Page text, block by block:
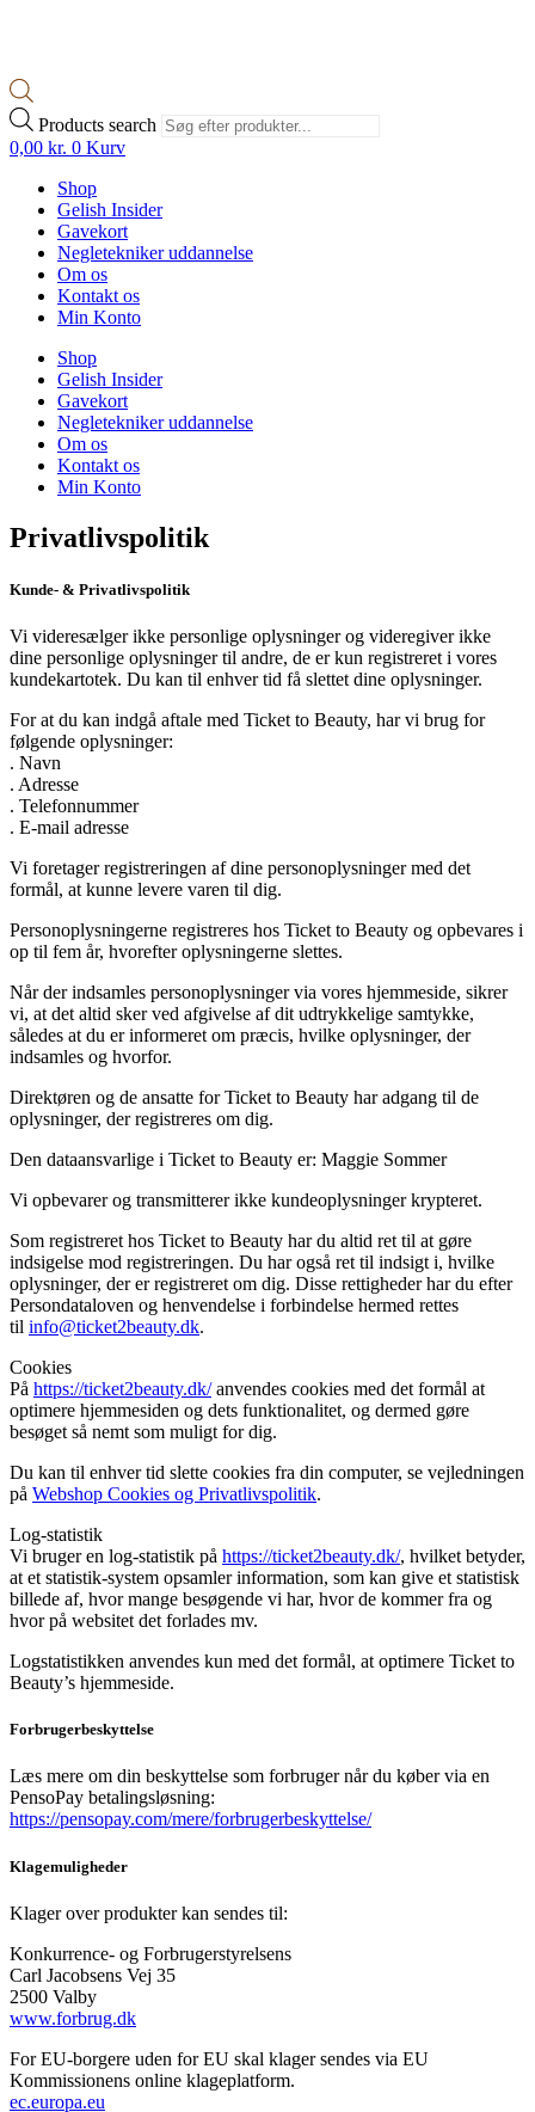
Products search
0,00 kr. 0 Kurv
Shop
Gelish Insider
Gavekort
Negletekniker uddannelse
Om os
Kontakt os
Min Konto
Shop
Gelish Insider
Gavekort
Negletekniker uddannelse
Om os
Kontakt os
Min Konto
Privatlivspolitik
Kunde- & Privatlivspolitik
Vi videresælger ikke personlige oplysninger og videregiver ikke
dine personlige oplysninger til andre, de er kun registreret i vores
kundekartotek. Du kan til enhver tid få slettet dine oplysninger.
For at du kan indgå aftale med Ticket to Beauty, har vi brug for
følgende oplysninger:
. Navn
. Adresse
. Telefonnummer
. E-mail adresse
Vi foretager registreringen af dine personoplysninger med det
formål, at kunne levere varen til dig.
Personoplysningerne registreres hos Ticket to Beauty og opbevares i
op til fem år, hvorefter oplysningerne slettes.
Når der indsamles personoplysninger via vores hjemmeside, sikrer
vi, at det altid sker ved afgivelse af dit udtrykkelige samtykke,
således at du er informeret om præcis, hvilke oplysninger, der
indsamles og hvorfor.
Direktøren og de ansatte for Ticket to Beauty har adgang til de
oplysninger, der registreres om dig.
Den dataansvarlige i Ticket to Beauty er: Maggie Sommer
Vi opbevarer og transmitterer ikke kundeoplysninger krypteret.
Som registreret hos Ticket to Beauty har du altid ret til at gøre
indsigelse mod registreringen. Du har også ret til indsigt i, hvilke
oplysninger, der er registreret om dig. Disse rettigheder har du efter
Persondataloven og henvendelse i forbindelse hermed rettes
til info@ticket2beauty.dk.
Cookies
På https://ticket2beauty.dk/anvendes cookies med det formål at
optimere hjemmesiden og dets funktionalitet, og dermed gøre
besøget så nemt som muligt for dig.
Du kan til enhver tid slette cookies fra din computer, se vejledningen
på Webshop Cookies og Privatlivspolitik.
Log-statistik
Vi bruger en log-statistik på https://ticket2beauty.dk/, hvilket betyder,
at et statistik-system opsamler information, som kan give et statistisk
billede af, hvor mange besøgende vi har, hvor de kommer fra og
hvor på websitet det forlades mv.
Logstatistikken anvendes kun med det formål, at optimere Ticket to
Beauty’s hjemmeside.
Forbrugerbeskyttelse
Læs mere om din beskyttelse som forbruger når du køber via en
PensoPay betalingsløsning:
https://pensopay.com/mere/forbrugerbeskyttelse/
Klagemuligheder
Klager over produkter kan sendes til:
Konkurrence- og Forbrugerstyrelsens
Carl Jacobsens Vej 35
2500 Valby
www.forbrug.dk
For EU-borgere uden for EU skal klager sendes via EU
Kommissionens online klageplatform.
ec.europa.eu